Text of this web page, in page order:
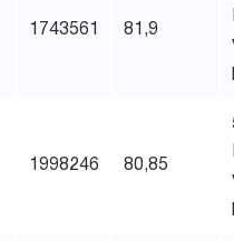
1743561 81,9
1998246 80,85